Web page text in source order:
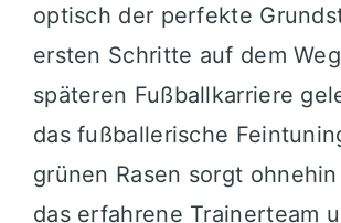
optisch der perfekte
ersten Schritte auf dem
späteren Fußballkarriere
das fußballerische
grünen Rasen sorgt
das erfahrene Trainerteam